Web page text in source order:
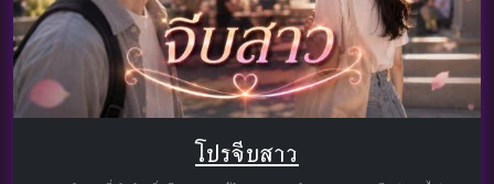
โปรจีบสาว